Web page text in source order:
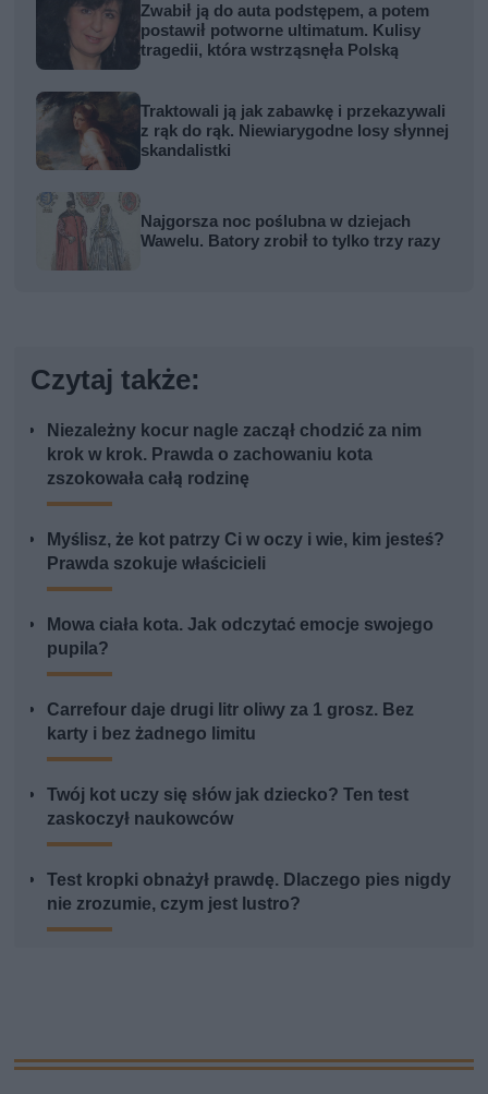
Zwabił ją do auta podstępem, a potem
postawił potworne ultimatum. Kulisy
tragedii, która wstrząsnęła Polską
Traktowali ją jak zabawkę i przekazywali
z rąk do rąk. Niewiarygodne losy słynnej
skandalistki
Najgorsza noc poślubna w dziejach
Wawelu. Batory zrobił to tylko trzy razy
Czytaj także:
Niezależny kocur nagle zaczął chodzić za nim
krok w krok. Prawda o zachowaniu kota
zszokowała całą rodzinę
Myślisz, że kot patrzy Ci w oczy i wie, kim jesteś?
Prawda szokuje właścicieli
Mowa ciała kota. Jak odczytać emocje swojego
pupila?
Carrefour daje drugi litr oliwy za 1 grosz. Bez
karty i bez żadnego limitu
Twój kot uczy się słów jak dziecko? Ten test
zaskoczył naukowców
Test kropki obnażył prawdę. Dlaczego pies nigdy
nie zrozumie, czym jest lustro?